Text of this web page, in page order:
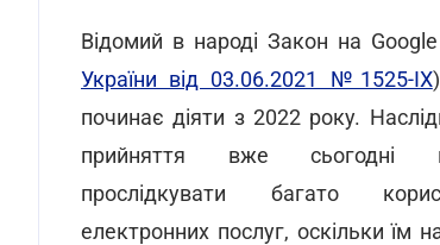
Відомий в народі Закон на
України від 03.06.2021 №1525-IX
починає діяти з 2022 року.
прийняття вже сьогодні
прослідкувати багато
електронних послуг, оскільки їм